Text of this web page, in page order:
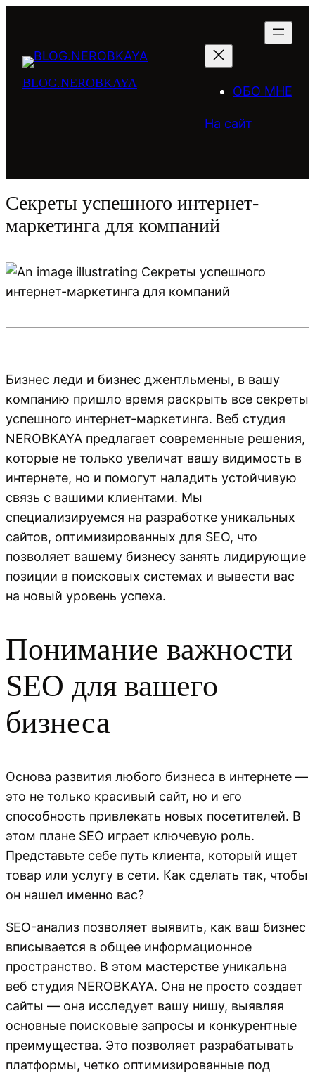
содержимому
BLOG.NEROBKAYA
ОБО МНЕ
На сайт
Секреты успешного интернет-
маркетинга для компаний
Бизнес леди и бизнес джентльмены, в вашу
компанию пришло время раскрыть все секреты
успешного интернет-маркетинга. Веб студия
NEROBKAYA предлагает современные решения,
которые не только увеличат вашу видимость в
интернете, но и помогут наладить устойчивую
связь с вашими клиентами. Мы
специализируемся на разработке уникальных
сайтов, оптимизированных для SEO, что
позволяет вашему бизнесу занять лидирующие
позиции в поисковых системах и вывести вас
на новый уровень успеха.
Понимание важности
SEO для вашего
бизнеса
Основа развития любого бизнеса в интернете —
это не только красивый сайт, но и его
способность привлекать новых посетителей. В
этом плане SEO играет ключевую роль.
Представьте себе путь клиента, который ищет
товар или услугу в сети. Как сделать так, чтобы
он нашел именно вас?
SEO-анализ позволяет выявить, как ваш бизнес
вписывается в общее информационное
пространство. В этом мастерстве уникальна
веб студия NEROBKAYA. Она не просто создает
сайты — она исследует вашу нишу, выявляя
основные поисковые запросы и конкурентные
преимущества. Это позволяет разрабатывать
платформы, четко оптимизированные под